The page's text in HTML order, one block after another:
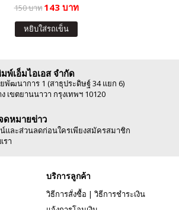
150 บาท143 บาท
หยิบใส่รถเข็น
พ์เอ็มไอเอส จำกัด
พัฒนาการ 1 (สาธุประดิษฐ์ 34 แยก 6)
เขตยานนาวา กรุงเทพฯ 10120
ดหมายข่าว
และส่วนลดก่อนใครเพียงสมัครสมาชิก
รา
บริการลูกค้า
วิธีการสั่งซื้อ | วิธีการชำระเงิน